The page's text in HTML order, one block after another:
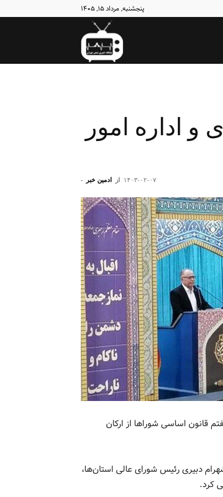
پنجشنبه, مرداد ۱۵, ۱۴۰۵
نبض
و اداره امور
از ادمین خبر - ۱۴۰۳-۰۲-۰۷
قانون اساسی شوراها از ارکان
دبیری رئیس شورای عالی استان‌ها،
کرد.